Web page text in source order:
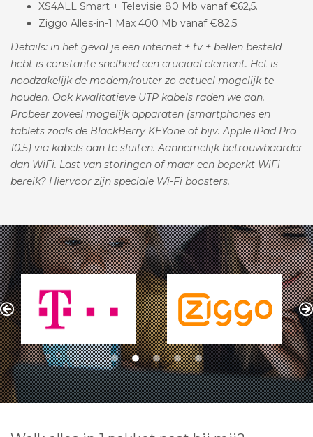
XS4ALL Smart + Televisie 80 Mb vanaf €62,5.
Ziggo Alles-in-1 Max 400 Mb vanaf €82,5.
Details: in het geval je een internet + tv + bellen besteld
hebt is constante snelheid een cruciaal element. Het is
noodzakelijk de modem/router zo actueel mogelijk te
houden. Ook kwalitatieve UTP kabels raden we aan.
Probeer zoveel mogelijk apparaten (smartphones en
tablets zoals de BlackBerry KEYone of bijv. Apple iPad Pro
10.5) via kabels aan te sluiten. Aannemelijk betrouwbaarder
dan WiFi. Last van storingen of maar een beperkt WiFi
bereik? Hiervoor zijn speciale Wi-Fi boosters.